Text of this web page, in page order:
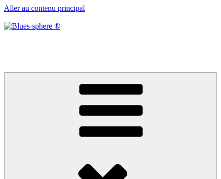
Aller au contenu principal